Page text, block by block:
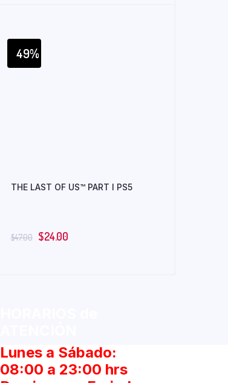
49%
THE LAST OF US™ PART I PS5
$47.00 $24.00
Lunes a Sábado:
08:00 a 23:00 hrs